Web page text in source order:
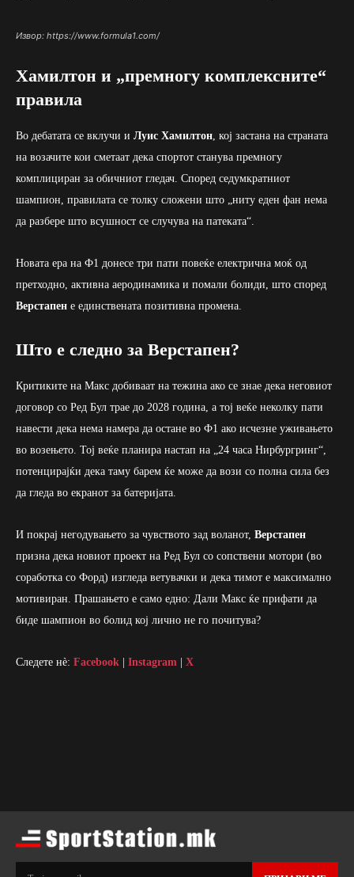
Извор: https://www.formula1.com/
Хамилтон и „премногу комплексните“
правила
Во дебатата се вклучи и Луис Хамилтон , кој застана на страната
на возачите кои сметаат дека спортот станува премногу
комплициран за обичниот гледач. Според седумкратниот
шампион, правилата се толку сложени што „ниту еден фан нема
да разбере што всушност се случува на патеката“.
Новата ера на Ф1 донесе три пати повеќе електрична моќ од
претходно, активна аеродинамика и помали болиди, што според
Верстапен е единствената позитивна промена.
Што е следно за Верстапен?
Критиките на Макс добиваат на тежина ако се знае дека неговиот
договор со Ред Бул трае до 2028 година, а тој веќе неколку пати
навести дека нема намера да остане во Ф1 ако исчезне уживањето
во возењето. Тој веќе планира настап на „24 часа Нирбургринг“,
потенцирајќи дека таму барем ќе може да вози со полна сила без
да гледа во екранот за батеријата.
И покрај негодувањето за чувството зад воланот, Верстапен
призна дека новиот проект на Ред Бул со сопствени мотори (во
соработка со Форд) изгледа ветувачки и дека тимот е максимално
мотивиран. Прашањето е само едно: Дали Макс ќе прифати да
биде шампион во болид кој лично не го почитува?
Следете нè: Facebook | Instagram | X